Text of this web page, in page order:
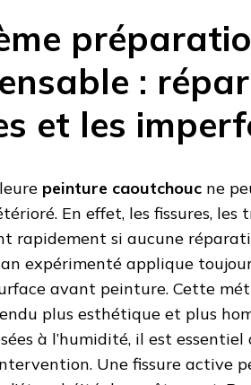
:
et les
peinture caoutchouc ne
En effet, les fissures,
rapidement si aucune
expérimenté applique
avant peinture. Cette
plus esthétique et plus
à l’humidité, il est
Une fissure active